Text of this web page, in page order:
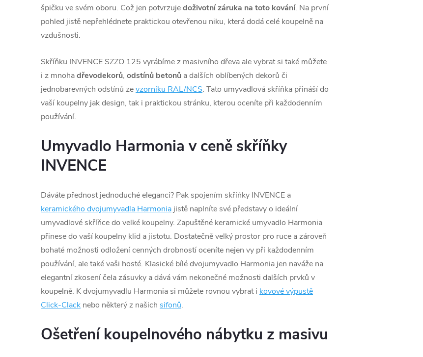
špičku ve svém oboru. Což jen potvrzujedoživotní záruka na toto kování. Na první
pohled jistě nepřehlédnete praktickou otevřenou niku, která dodá celé koupelně na
vzdušnosti.
Skříňku INVENCE SZZO 125 vyrábíme z masivního dřeva ale vybrat si také můžete
i z mnohadřevodekorů, odstínů betonů a dalších oblíbených dekorů či
jednobarevných odstínů zevzorníku RAL/NCS. Tato umyvadlová skříňka přináší do
vaší koupelny jak design, tak i praktickou stránku, kterou oceníte při každodenním
používání.
Umyvadlo Harmonia v ceně skříňky
INVENCE
Dáváte přednost jednoduché eleganci? Pak spojením skříňky INVENCE a
keramického dvojumyvadla Harmonia jistě naplníte své představy o ideální
umyvadlové skříňce do velké koupelny. Zapuštěné keramické umyvadlo Harmonia
přinese do vaší koupelny klid a jistotu. Dostatečně velký prostor pro ruce a zároveň
bohaté možnosti odložení cenných drobností oceníte nejen vy při každodenním
používání, ale také vaši hosté. Klasické bílé dvojumyvadlo Harmonia jen naváže na
elegantní zkosení čela zásuvky a dává vám nekonečné možnosti dalších prvků v
koupelně. K dvojumyvadlu Harmonia si můžete rovnou vybrat i kovové výpustě
Click-Clack nebo některý z našich sifonů.
Ošetření koupelnového nábytku z masivu